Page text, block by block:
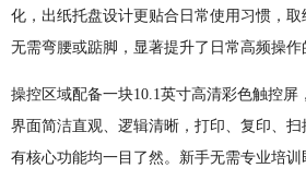
化，出纸托盘设计更贴合日常使用习惯，取
无需弯腰或踮脚，显著提升了日常高频操作
操控区域配备一块10.1英寸高清彩色触控屏
界面简洁直观、逻辑清晰，打印、复印、
有核心功能均一目了然。新手无需专业培训